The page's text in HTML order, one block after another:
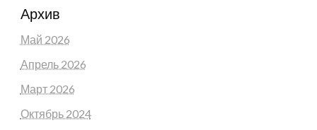
Архив
Май 2026
Апрель 2026
Март 2026
Октябрь 2024